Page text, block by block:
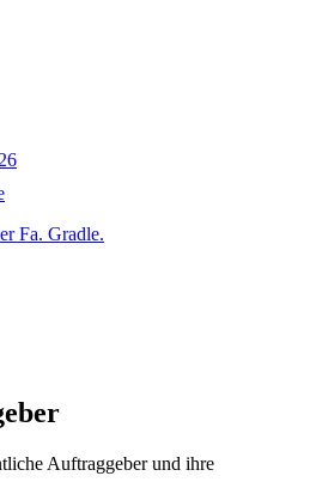
Fa. Gradle.
Auftraggeber und ihre